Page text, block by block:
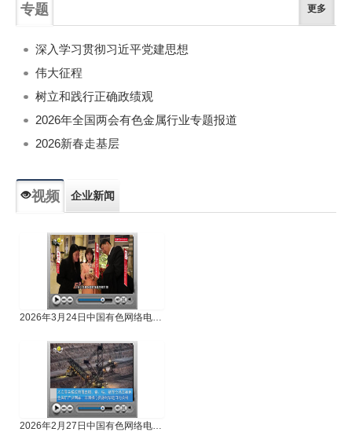
专题 更多
深入学习贯彻习近平党建思想
伟大征程
树立和践行正确政绩观
2026年全国两会有色金属行业专题报道
2026新春走基层
视频 企业新闻
2026年3月24日中国有色网络电视新闻
2026年2月27日中国有色网络电视新闻